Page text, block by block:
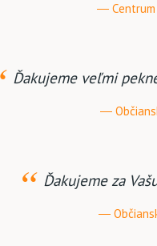
Ďakujeme veľmi
Ďakujeme za